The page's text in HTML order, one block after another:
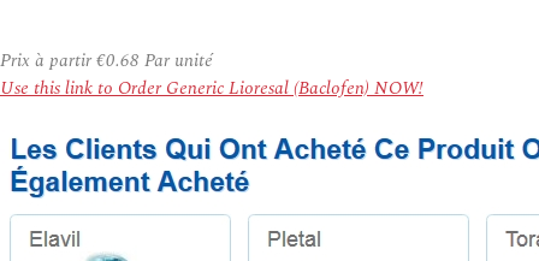
Prix à partir€0.68 Par unité
Use this link to Order Generic Lioresal (Baclofen) NOW!